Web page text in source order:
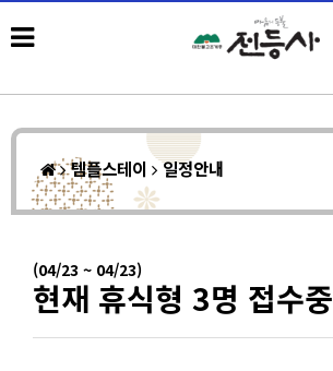
템플스테이 일정안내
(04/23 ~ 04/23)
현재 휴식형 3명 접수중